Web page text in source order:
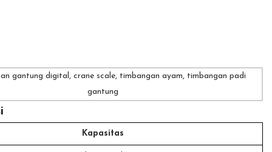
Kapasitas